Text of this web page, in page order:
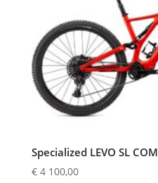
Specialized LEVO SL
€4 100,00